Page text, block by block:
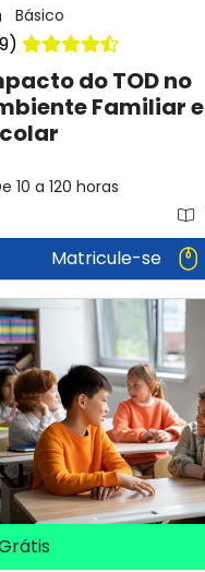
Básico
do TOD no
Familiar e
10 a 120 horas
Matricule-se